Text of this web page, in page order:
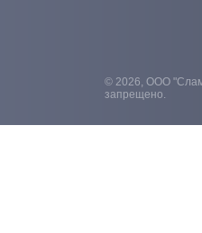
© 2026, ООО
запрещено.